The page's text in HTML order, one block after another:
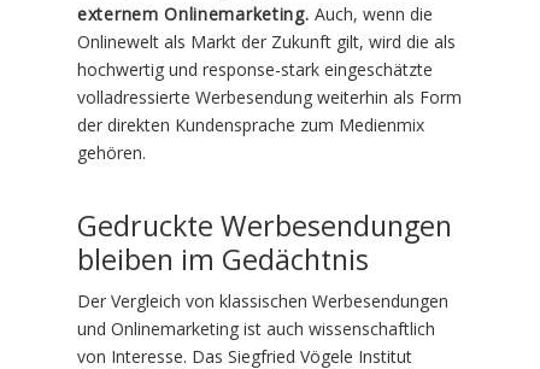
externem Onlinemarketing. Auch, wenn die
Onlinewelt als Markt der Zukunft gilt, wird die als
hochwertig und response-stark eingeschätzte
volladressierte Werbesendung weiterhin als Form
der direkten Kundensprache zum Medienmix
gehören.
Gedruckte Werbesendungen
bleiben im Gedächtnis
Der Vergleich von klassischen Werbesendungen
und Onlinemarketing ist auch wissenschaftlich
von Interesse. Das Siegfried Vögele Institut